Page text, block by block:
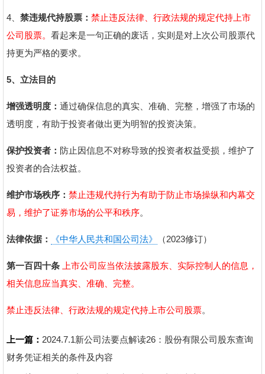
4、 禁违规代持股票： 禁止违反法律、行政法规的规定代持上市
公司股票。 看起来是一句正确的废话，实则是对上次公司股票代
持更为严格的要求。
5、立法目的
增强透明度： 通过确保信息的真实、准确、完整，增强了市场的
透明度，有助于投资者做出更为明智的投资决策。
保护投资者： 防止因信息不对称导致的投资者权益受损，维护了
投资者的合法权益。
维护市场秩序： 禁止违规代持行为有助于防止市场操纵和内幕交
易，维护了证券市场的公平和秩序。
法律依据： 《中华人民共和国公司法》 （2023修订）
第一百四十条
上市公司应当依法披露股东、实际控制人的信息，
相关信息应当真实、准确、完整。
禁止违反法律、行政法规的规定代持上市公司股票。
上一篇： 2024.7.1新公司法要点解读26：股份有限公司股东查询
财务凭证相关的条件及内容